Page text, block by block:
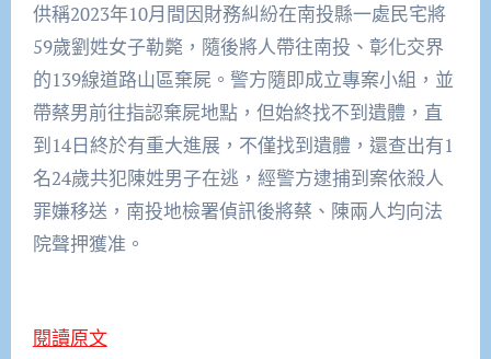
供稱2023年10月間因財務糾紛在南投縣一處民宅將
59歲劉姓女子勒斃，隨後將人帶往南投、彰化交界
的139線道路山區棄屍。警方隨即成立專案小組，並
帶蔡男前往指認棄屍地點，但始終找不到遺體，直
到14日終於有重大進展，不僅找到遺體，還查出有1
名24歲共犯陳姓男子在逃，經警方逮捕到案依殺人
罪嫌移送，南投地檢署偵訊後將蔡、陳兩人均向法
院聲押獲准。
閱讀原文